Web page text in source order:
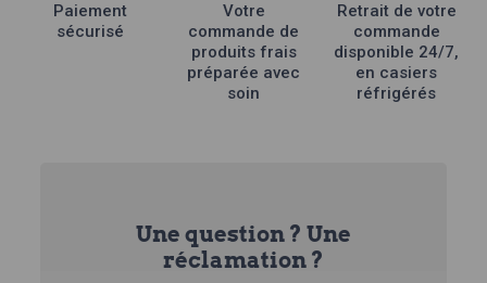
Paiement
sécurisé
Votre
commande de
produits frais
préparée avec
soin
Retrait de votre
commande
disponible 24/7,
en casiers
réfrigérés
Une question ? Une
réclamation ?